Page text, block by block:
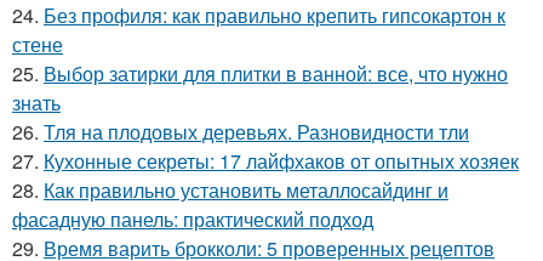
24. Без профиля: как правильно крепить гипсокартон к
стене
25. Выбор затирки для плитки в ванной: все, что нужно
знать
26. Тля на плодовых деревьях. Разновидности тли
27. Кухонные секреты: 17 лайфхаков от опытных хозяек
28. Как правильно установить металлосайдинг и
фасадную панель: практический подход
29. Время варить брокколи: 5 проверенных рецептов